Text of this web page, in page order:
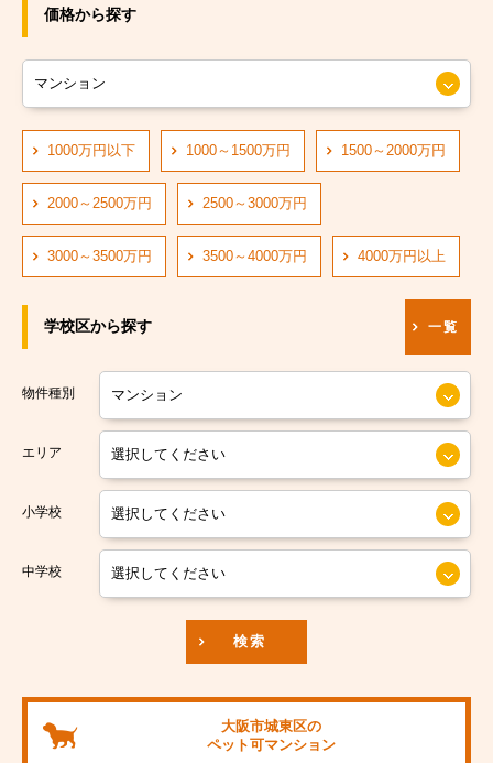
大阪市旭区
大阪市城東区
大阪市阿倍野区
大阪市住吉区
大阪市東住吉区
大阪市西成区
大阪市住之江区
大阪市平野区
大阪市北区
大阪市中央区
大阪市営長堀鶴見緑地線
大阪市営四つ橋線
阪神なんば線
阪急神戸線
阪堺電軌阪堺線
大阪市営今里筋線
大阪市営堺筋線
南海本線
南海汐見橋線
京阪本線
価格から探す
1000万円以下 1000～1500万円 1500～2000万円
2000～2500万円 2500～3000万円
3000～3500万円 3500～4000万円 4000万円以上
学校区から探す 一覧
物件種別
エリア
小学校
中学校
検索
大阪市城東区の
ペット可マンション